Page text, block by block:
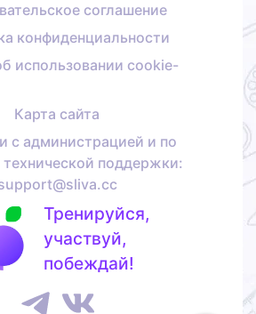
соглашение
конфиденциальности
использовании cookie-
Карта сайта
с администрацией и по
поддержки:
Тренируйся,
участвуй,
побеждай!